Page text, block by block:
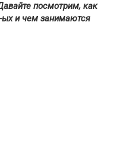
посмотрим, как
ых и чем занимаются